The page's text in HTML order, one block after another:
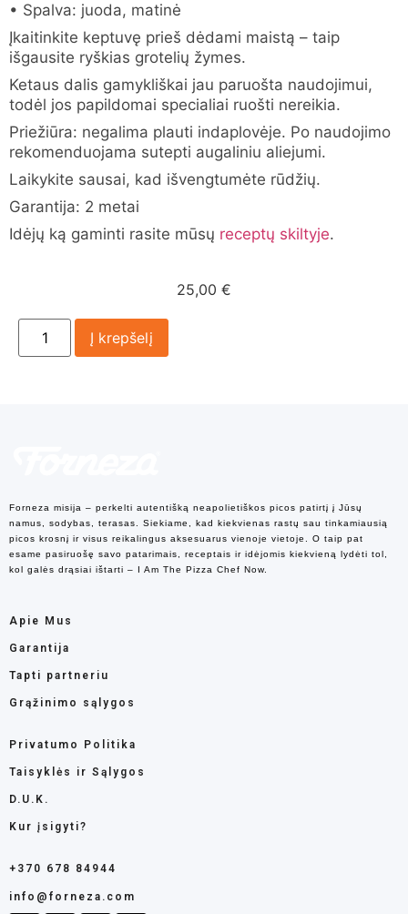
• Spalva: juoda, matinė
Įkaitinkite keptuvę prieš dėdami maistą – taip
išgausite ryškias grotelių žymes.
Ketaus dalis gamykliškai jau paruošta naudojimui,
todėl jos papildomai specialiai ruošti nereikia.
Priežiūra: negalima plauti indaplovėje. Po naudojimo
rekomenduojama sutepti augaliniu aliejumi.
Laikykite sausai, kad išvengtumėte rūdžių.
Garantija: 2 metai
Idėjų ką gaminti rasite mūsų receptų skiltyje.
25,00 €
Į krepšelį
Forneza misija – perkelti autentišką neapolietiškos picos patirtį į Jūsų
namus, sodybas, terasas. Siekiame, kad kiekvienas rastų sau tinkamiausią
picos krosnį ir visus reikalingus aksesuarus vienoje vietoje. O taip pat
esame pasiruošę savo patarimais, receptais ir idėjomis kiekvieną lydėti tol,
kol galės drąsiai ištarti – I Am The Pizza Chef Now.
Apie Mus
Garantija
Tapti partneriu
Grąžinimo sąlygos
Privatumo Politika
Taisyklės ir Sąlygos
D.U.K.
Kur įsigyti?
+370 678 84944
info@forneza.com